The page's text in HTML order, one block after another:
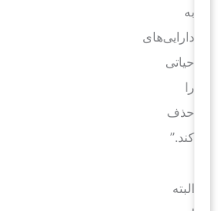
دارایی‌های
حیاتی
حذف
کند.”
البته